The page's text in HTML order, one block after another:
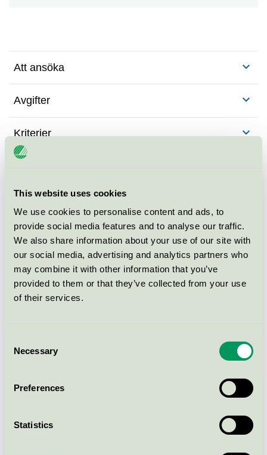
This website uses cookies
We use cookies to personalise content and ads, to
provide social media features and to analyse our traffic.
We also share information about your use of our site with
our social media, advertising and analytics partners who
may combine it with other information that you’ve
provided to them or that they’ve collected from your use
of their services.
Selection
Necessary
Preferences
Statistics
Att ansöka
Avgifter
Kriterier
Bakgrund till kriterierna
För dig som licensinnehavare
Här får du tips på hur du kan kommunicera
Kontakta mig för mer